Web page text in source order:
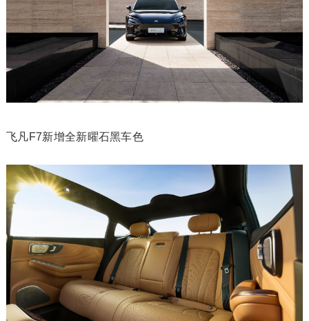
飞凡F7新增全新曜石黑车色